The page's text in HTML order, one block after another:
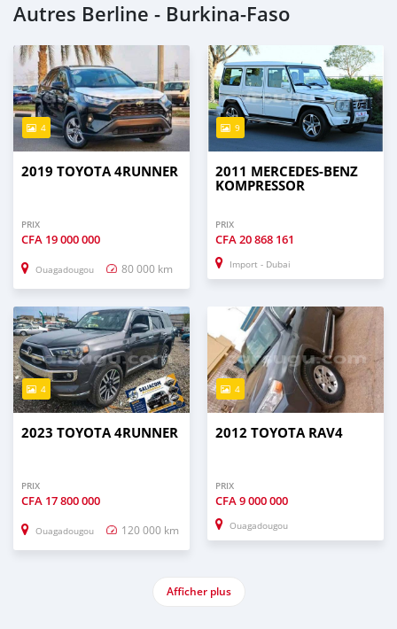
Autres Berline - Burkina-Faso
4
2019 TOYOTA 4RUNNER
PRIX
CFA 19 000 000
Ouagadougou 80 000 km
9
2011 MERCEDES-BENZ
KOMPRESSOR
PRIX
CFA20 868 161
Import - Dubai
4
2023 TOYOTA 4RUNNER
PRIX
CFA 17 800 000
Ouagadougou 120 000 km
4
2012 TOYOTA RAV4
PRIX
CFA9 000 000
Ouagadougou
Afficher plus